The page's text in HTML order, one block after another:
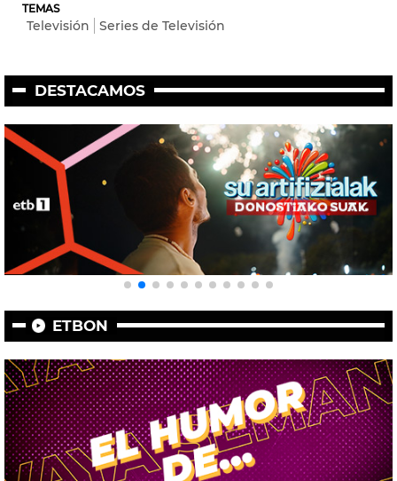
TEMAS
Televisión Series de Televisión
DESTACAMOS
ETBON